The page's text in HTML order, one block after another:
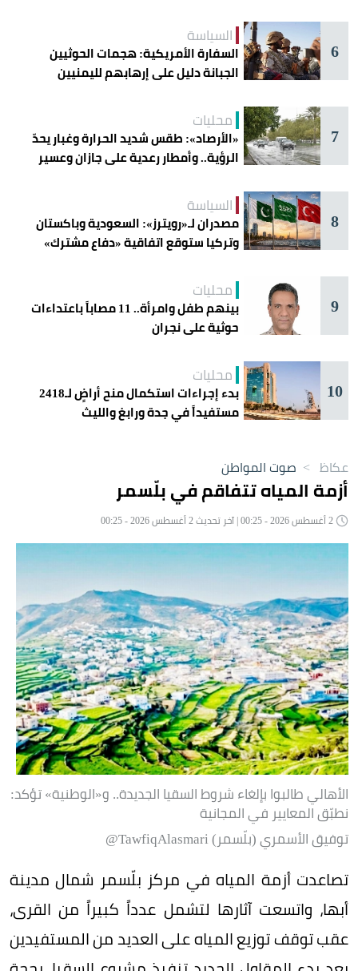
6
السياسة
السفارة الأمريكية: هجمات الحوثيين
الجبانة دليل على إرهابهم لليمنيين
7
محليات
«الأرصاد»: طقس شديد الحرارة وغبار يحدّ
الرؤية.. وأمطار رعدية على جازان وعسير
8
السياسة
مصدران لـ«رويترز»: السعودية وباكستان
وتركيا ستوقع اتفاقية «دفاع مشترك»
9
محليات
بينهم طفل وامرأة.. 11 مصاباً باعتداءات
حوثية على نجران
10
محليات
بدء إجراءات استكمال منح أراضٍ لـ2418
مستفيداً في جدة ورابغ والليث
عكاظ > صوت المواطن
أزمة المياه تتفاقم في بلّسمر
الأهالي طالبوا بإلغاء شروط السقيا الجديدة.. و«الوطنية» تؤكد:
نطبّق المعايير في المجانية
توفيق الأسمري (بلّسمر) TawfiqAlasmari@
تصاعدت أزمة المياه في مركز بلّسمر شمال مدينة
أبها، واتسعت آثارها لتشمل عدداً كبيراً من القرى،
عقب توقف توزيع المياه على العديد من المستفيدين